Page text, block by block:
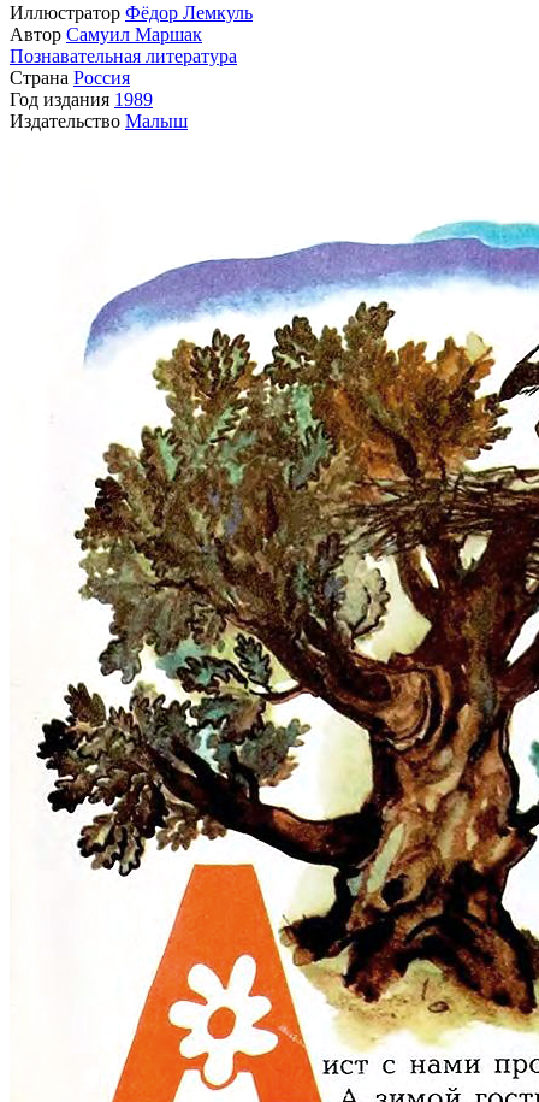
Иллюстратор Фёдор Лемкуль
Автор Самуил Маршак
Познавательная литература
Страна Россия
Год издания 1989
Издательство Малыш